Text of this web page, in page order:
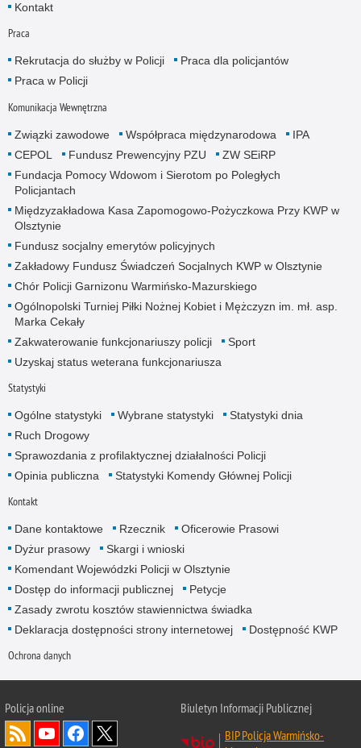
Kontakt
Praca
Rekrutacja do służby w Policji
Praca dla policjantów
Praca w Policji
Komunikacja Wewnętrzna
Związki zawodowe Współpraca międzynarodowa
IPA
CEPOL
Fundusz Prewencyjny PZU
ZW SEiRP
Fundacja Pomocy Wdowom i Sierotom po Poległych
Policjantach
Międzyzakładowa Kasa Zapomogowo-Pożyczkowa Przy KWP w
Olsztynie
Fundusz socjalny emerytów policyjnych
Zakładowy Fundusz Świadczeń Socjalnych KWP w Olsztynie
Chór Policji Garnizonu Warmińsko-Mazurskiego
Ogólnopolski Turniej Piłki Nożnej Kobiet i Mężczyzn im. mł. asp.
Marka Cekały
Zakwaterowanie funkcjonariuszy policji
Sport
Uzyskaj status weterana funkcjonariusza
Statystyki
Ogólne statystyki Wybrane statystyki
Statystyki dnia
Ruch Drogowy
Sprawozdania z profilaktycznej działalności Policji
Opinia publiczna
Statystyki Komendy Głównej Policji
Kontakt
Dane kontaktowe Rzecznik
Oficerowie Prasowi
Dyżur prasowy
Skargi i wnioski
Komendant Wojewódzki Policji w Olsztynie
Dostęp do informacji publicznej
Petycje
Zasady zwrotu kosztów stawiennictwa świadka
Deklaracja dostępności strony internetowej
Dostępność KWP
Ochrona danych
Policja online
Biuletyn Informacji Publicznej
BIP Policja Warmińsko-